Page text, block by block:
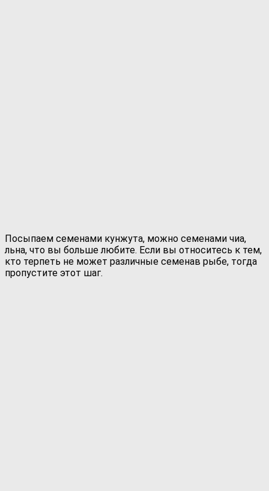
Посыпаем семенами кунжута, можно семенами чиа,
льна, что вы больше любите. Если вы относитесь к тем,
кто терпеть не может различные семенав рыбе, тогда
пропустите этот шаг.